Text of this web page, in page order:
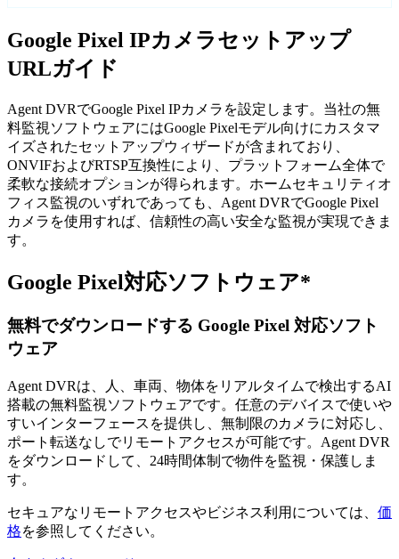
Google Pixel IPカメラセットアップ
URLガイド
Agent DVRでGoogle Pixel IPカメラを設定します。当社の無
料監視ソフトウェアにはGoogle Pixelモデル向けにカスタマ
イズされたセットアップウィザードが含まれており、
ONVIFおよびRTSP互換性により、プラットフォーム全体で
柔軟な接続オプションが得られます。ホームセキュリティオ
フィス監視のいずれであっても、Agent DVRでGoogle Pixel
カメラを使用すれば、信頼性の高い安全な監視が実現できま
す。
Google Pixel対応ソフトウェア*
無料でダウンロードする Google Pixel 対応ソフト
ウェア
Agent DVRは、人、車両、物体をリアルタイムで検出するAI
搭載の無料監視ソフトウェアです。任意のデバイスで使いや
すいインターフェースを提供し、無制限のカメラに対応し、
ポート転送なしでリモートアクセスが可能です。Agent DVR
をダウンロードして、24時間体制で物件を監視・保護しま
す。
セキュアなリモートアクセスやビジネス利用については、 価
格を参照してください。